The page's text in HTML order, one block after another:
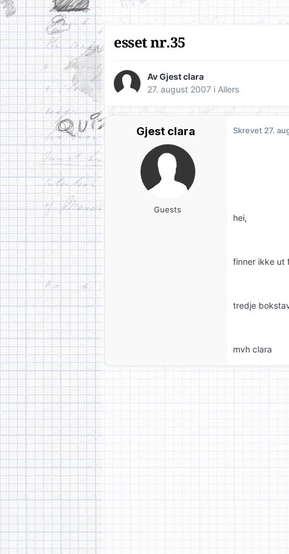
esset nr.35
Av Gjest clara
27. august 2007 i Allers
Gjest clara
Guests
Skrevet 27.
hei,
finner ikke ut
tredje
mvh clara